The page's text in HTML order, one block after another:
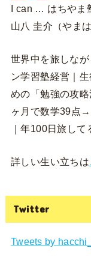
I can … はちや
山八 圭介（やま
世界中を旅しな
ン学習塾経営｜
めの「勉強の攻
ヶ月で数学39点
｜年100日旅して
詳しい生い立ちは
Twitter
Tweets by